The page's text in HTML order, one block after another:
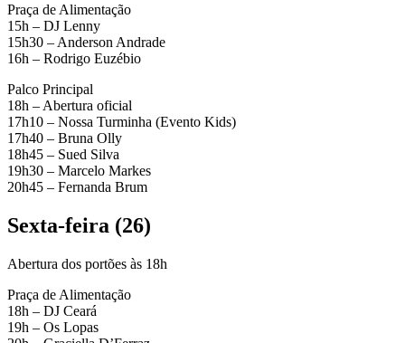
Praça de Alimentação
15h – DJ Lenny
15h30 – Anderson Andrade
16h – Rodrigo Euzébio
Palco Principal
18h – Abertura oficial
17h10 – Nossa Turminha (Evento Kids)
17h40 – Bruna Olly
18h45 – Sued Silva
19h30 – Marcelo Markes
20h45 – Fernanda Brum
Sexta-feira (26)
Abertura dos portões às 18h
Praça de Alimentação
18h – DJ Ceará
19h – Os Lopas